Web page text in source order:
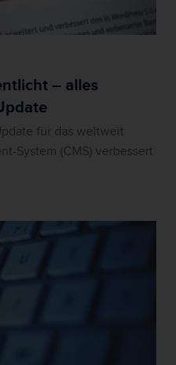
– alles
für das weltweit
System (CMS) verbessert